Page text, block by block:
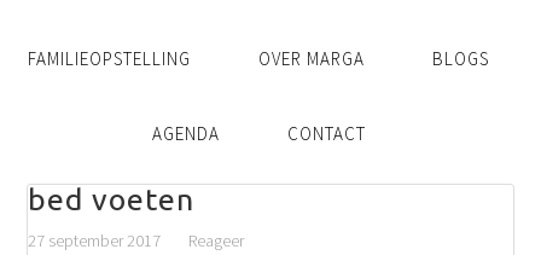
FAMILIEOPSTELLING OVER MARGA BLOGS
AGENDA CONTACT
bed voeten
27 september 2017 Reageer